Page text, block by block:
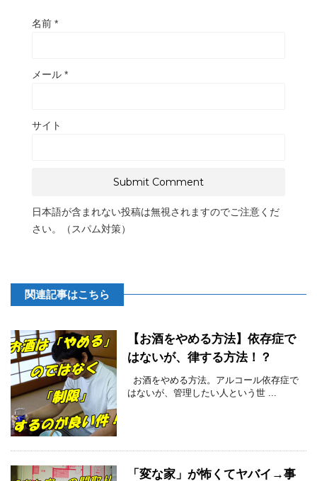
名前 *
メール *
サイト
日本語が含まれない投稿は無視されますのでご注意くだ
さい。（スパム対策）
関連記事はこちら
【お酒をやめる方法】依存症で
はないが、律する方法！？
お酒をやめる方法。アルコール依存症で
はないが、管理したい人という世 ...
「変な家」が怖くてヤバイ→事